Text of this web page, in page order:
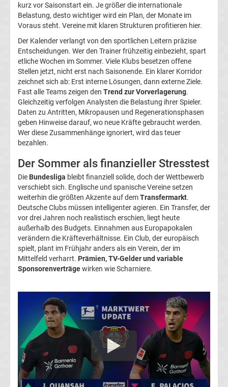
Fußball
WM
Fußball
EM
Frauenfußball
Transfergerüchte
Transferticker
-
Meldungen
vom
Transfermarkt
Trainerentlassungen
Bundesliga
Porträts
kurz vor Saisonstart ein. Je größer die internationale
Belastung, desto wichtiger wird ein Plan, der Monate im
Voraus steht. Vereine mit klaren Strukturen profitieren hier.
Der Kalender verlangt von den sportlichen Leitern präzise
Entscheidungen. Wer den Trainer frühzeitig einbezieht, spart
etliche Wochen im Sommer. Viele Klubs besetzen offene
Stellen jetzt, nicht erst nach Saisonende. Ein klarer Korridor
zeichnet sich ab: Erst interne Lösungen, dann externe Ziele.
Fast alle Teams zeigen den Trend zur Vorverlagerung.
Gleichzeitig verfolgen Analysten die Belastung ihrer Spieler.
Daten zu Antritten, Mikropausen und Regenerationsphasen
geben Hinweise darauf, wo neue Kräfte gebraucht werden.
Wer diese Zusammenhänge ignoriert, wird das teuer
‍‌‍‍‌bezahlen.
Der Sommer als finanzieller Stresstest
Die Bundesliga bleibt finanziell solide, doch der Wettbewerb
verschiebt sich. Englische und spanische Vereine setzen
weiterhin die größten Akzente auf demTransfermarkt.
Deutsche Clubs müssen intelligenter agieren. Ein Transfer, der
vor drei Jahren noch realistisch erschien, liegt heute
außerhalb des Budgets. Einnahmen aus Europapokalen
verändern die Kräfteverhältnisse. Ein Club, der europäisch
spielt, plant im Frühjahr anders als ein Verein, der im
Mittelfeld verharrt. Prämien, TV-Gelder und variable
Sponsorenverträgewirken wie Scharniere.